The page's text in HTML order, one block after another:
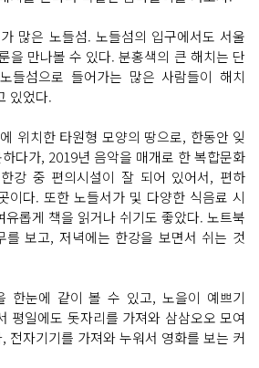
사 경
하
기
경
하
기
많은 노들섬. 노들섬의 입구에서도 서울
을 만나볼 수 있다. 분홍색의 큰 해치는 단
들섬으로 들어가는 많은 사람들이 해치
있었다.
위치한 타원형 모양의 땅으로, 한동안 잊
다가, 2019년 음악을 매개로 한 복합문화
강 중 편의시설이 잘 되어 있어서, 편하
이다. 또한 노들서가 및 다양한 식음료 시
유롭게 책을 읽거나 쉬기도 좋았다. 노트북
를 보고, 저녁에는 한강을 보면서 쉬는 것
한눈에 같이 볼 수 있고, 노을이 예쁘기
평일에도 돗자리를 가져와 삼삼오오 모여
전자기기를 가져와 누워서 영화를 보는 커